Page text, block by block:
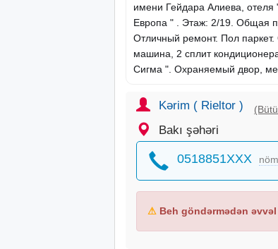
имени Гейдара Алиева,
Европа " . Этаж: 2/19. Общая
Отличный ремонт. Пол
машинa, 2 сплит
Сигма ". Охраняемый двор,
Kərim ( Rieltor )
Bakı şəhəri
0518851XXX
⚠ Beh göndərmədən